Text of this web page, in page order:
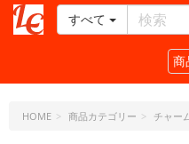
ー
ラ
すべて
商
HOME 商品カテゴリー チャー